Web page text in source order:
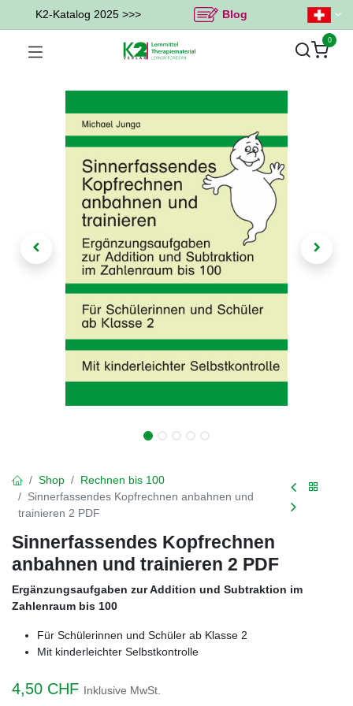
K2-Katalog 2025 >>> Blog
0
Shop
Rechnen bis 100
Sinnerfassendes Kopfrechnen anbahnen und
trainieren 2 PDF
Sinnerfassendes Kopfrechnen
anbahnen und trainieren 2 PDF
Ergänzungsaufgaben zur Addition und Subtraktion im
Zahlenraum bis 100
Für Schülerinnen und Schüler ab Klasse 2
Mit kinderleichter Selbstkontrolle
4,50 CHF Inklusive MwSt.